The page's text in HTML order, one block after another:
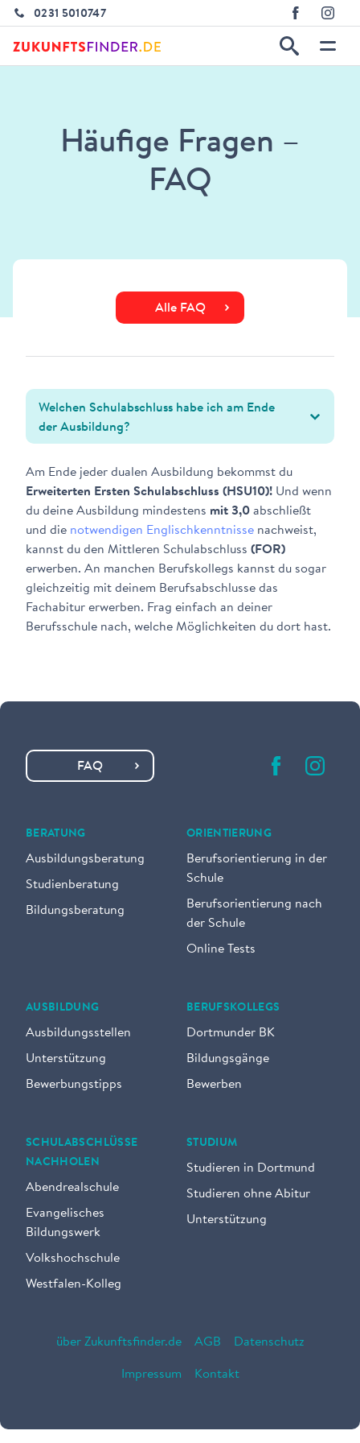
0231 5010747
Häufige Fragen –
FAQ
Alle FAQ
Welchen Schulabschluss habe ich am Ende
der Ausbildung?
Am Ende jeder dualen Ausbildung bekommst du
Erweiterten Ersten Schulabschluss (HSU10)! Und wenn
du deine Ausbildung mindestens mit 3,0 abschließt
und die notwendigen Englischkenntnisse nachweist,
kannst du den Mittleren Schulabschluss (FOR)
erwerben. An manchen Berufskollegs kannst du sogar
gleichzeitig mit deinem Berufsabschlusse das
Fachabitur erwerben. Frag einfach an deiner
Berufsschule nach, welche Möglichkeiten du dort hast.
FAQ
BERATUNG
Ausbildungsberatung
Studienberatung
Bildungsberatung
ORIENTIERUNG
Berufsorientierung in der
Schule
Berufsorientierung nach
der Schule
Online Tests
AUSBILDUNG
Ausbildungsstellen
Unterstützung
Bewerbungstipps
BERUFSKOLLEGS
Dortmunder BK
Bildungsgänge
Bewerben
SCHULABSCHLÜSSE
NACHHOLEN
Abendrealschule
Evangelisches
Bildungswerk
Volkshochschule
Westfalen-Kolleg
STUDIUM
Studieren in Dortmund
Studieren ohne Abitur
Unterstützung
über Zukunftsfinder.de AGB Datenschutz
Impressum Kontakt